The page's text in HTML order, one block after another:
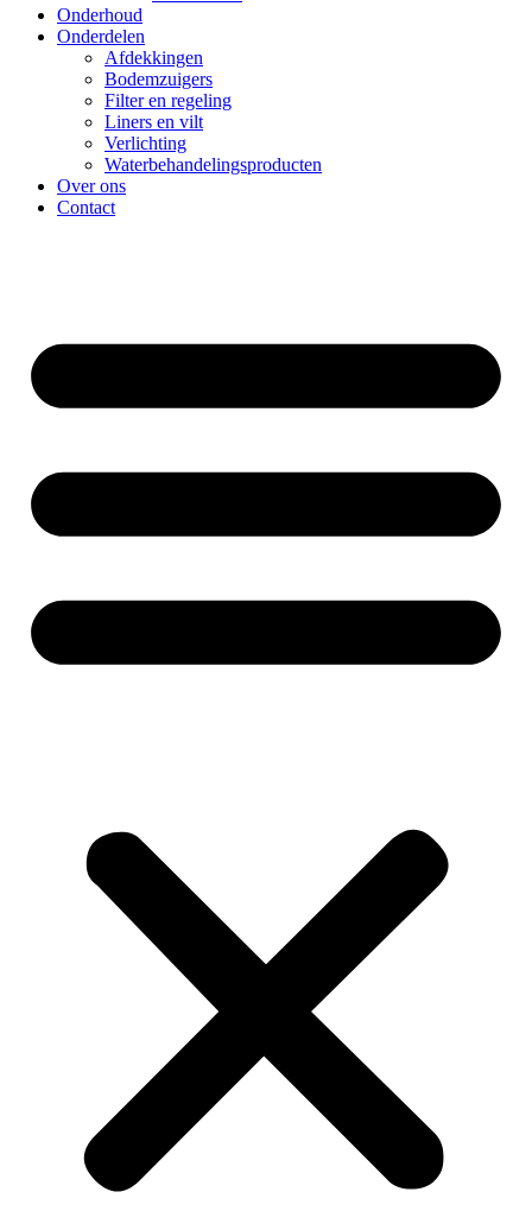
Onderhoud
Onderdelen
Afdekkingen
Bodemzuigers
Filter en regeling
Liners en vilt
Verlichting
Waterbehandelingsproducten
Over ons
Contact